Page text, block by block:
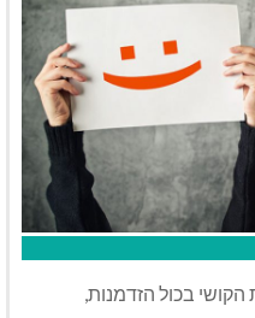
בכול הזדמנות,